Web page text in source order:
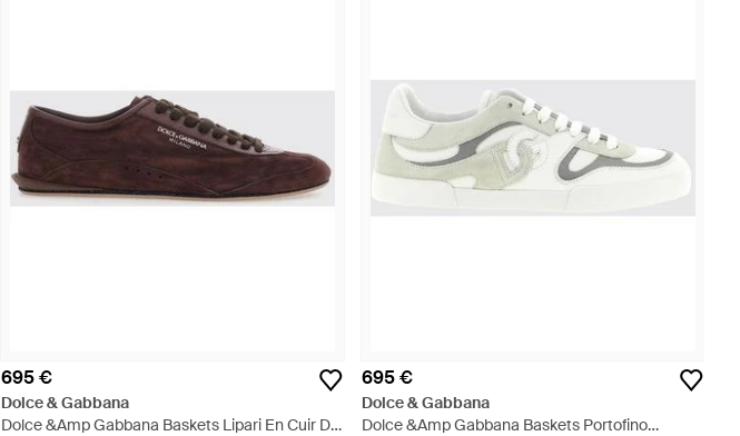
695 €
Dolce & Gabbana
Dolce &Amp Gabbana Baskets Lipari En Cuir De
695 €
Dolce & Gabbana
Dolce &Amp Gabbana Baskets Portofino